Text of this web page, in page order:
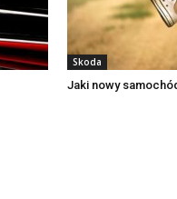
Skoda
Jaki nowy